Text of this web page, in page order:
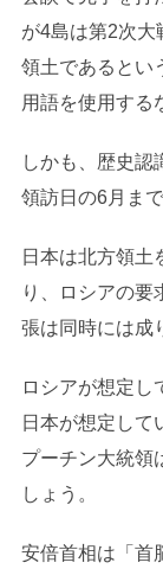
が4島は第2次大
領土であるとい
用語を使用する
しかも、歴史認
領訪日の6月ま
日本は北方領土
り、ロシアの要
張は同時には成
ロシアが想定し
日本が想定して
プーチン大統領
しょう。
安倍首相は「首